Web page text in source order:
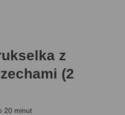
z
(2
20 minut